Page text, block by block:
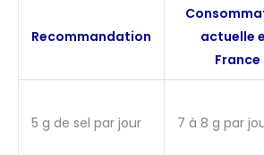
Recommandation
actuelle
France
5 g de sel par jour 7 à 8 g par